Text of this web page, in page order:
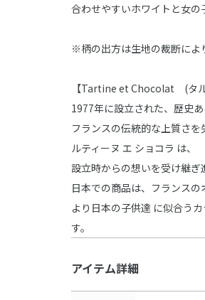
合わせやすいホワイトと女の
※柄の出方は生地の裁断によ
【Tartine et Chocolat (タル
1977年に設立された、歴史
フランスの伝統的な上質さ
ルティーヌ エ ショコラ は、
設立時からの想いを受け継ぎ
日本での商品は、フランスの
より日本の子供達 に似合う
す。
アイテム詳細